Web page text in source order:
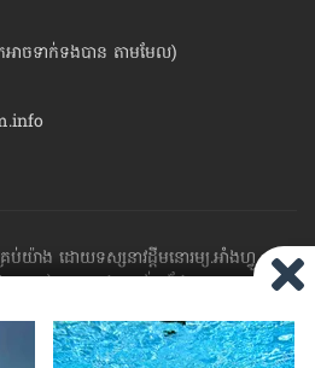
ាចទាក់ទងបាន តាមមែល)
ប់យ៉ាង ដោយទស្សនាវដ្ដី​មនោរម្យ.អាំងហ្វូ
។ ហាម​ដក​ស្រង់​នូវ​ផ្នែក​ណា​មួយ​ ឬ​ផ្នែក​
វដ្ដី​​មនោរម្យ.អាំងហ្វូ យក​ទៅ​​បោះពុម្ព នៅ
និច - ផ្សាយ​តាម​រលក​ធាតុអាកាស ឬតាមប្រព័ន្ធ
ឬ​ចែក​ចាយ​ តាមវិធីណាក៏ដោយ ដោយ​គ្មាន​ការ​